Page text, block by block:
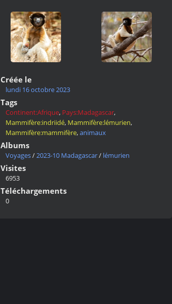
Créée le
lundi 16 octobre 2023
Tags
Continent:Afrique, Pays:Madagascar,
Mammifère:indriidé, Mammifère:lémurien,
Mammifère:mammifère,animaux
Albums
Voyages/2023-10 Madagascar/ lémurien
Visites
6953
Téléchargements
0